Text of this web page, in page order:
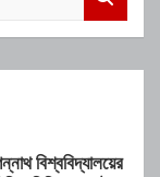
বিশ্ববিদ্যালয়ের